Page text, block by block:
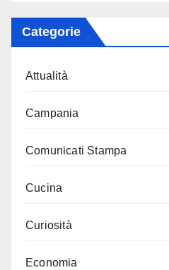
Categorie
Attualità
Campania
Comunicati Stampa
Cucina
Curiosità
Economia